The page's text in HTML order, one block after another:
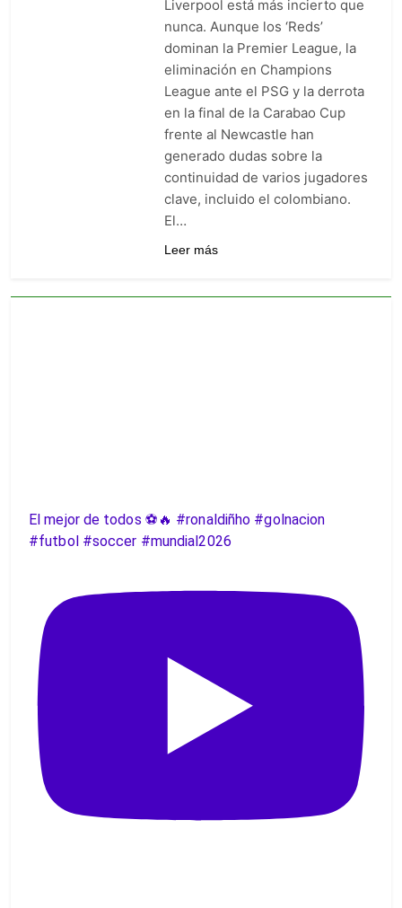
goleó 7-0 a Boyacá Chicó y es
líder de la Liga BetPlay
5 Días Ago
Vuelve la Premier League:
arranca el 21 de agosto con el
Arsenal campeón abriendo
ante el Coventry
5 Días Ago
Escándalo en Montería: el
debut de Nacional se suspendió
por disturbios cuando ganaba
3-0 a Jaguares
5 Días Ago
Liverpool está más incierto que
nunca. Aunque los ‘Reds’
dominan la Premier League, la
eliminación en Champions
League ante el PSG y la derrota
en la final de la Carabao Cup
frente al Newcastle han
generado dudas sobre la
continuidad de varios jugadores
clave, incluido el colombiano.
El…
Leer más
El mejor de todos ⚽️🔥 #ronaldiñho #golnacion
#futbol #soccer #mundial2026